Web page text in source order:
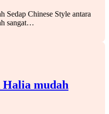
Sedap Chinese Style antara
sangat…
Halia mudah